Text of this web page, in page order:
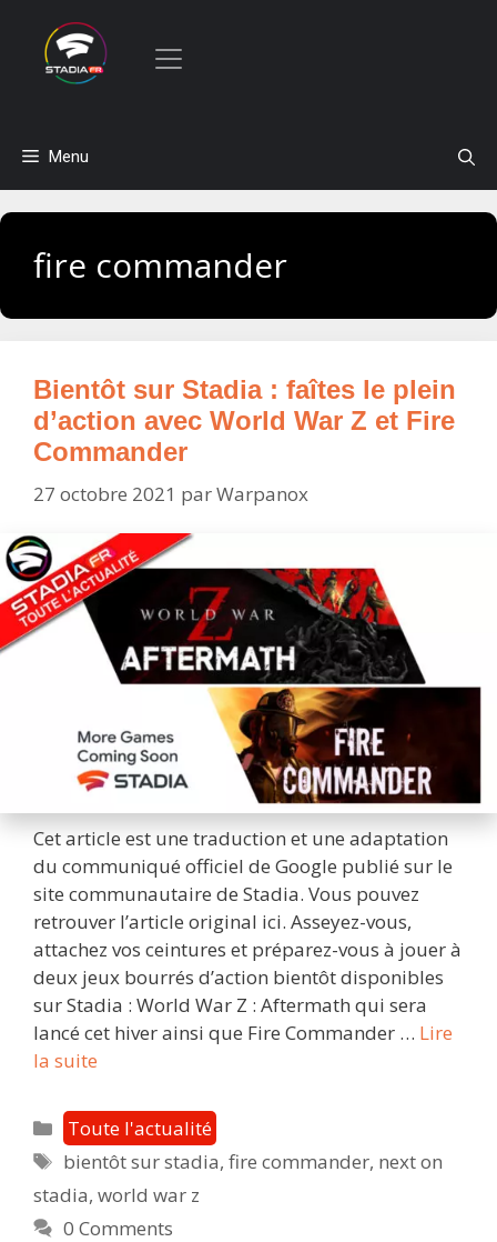
contenu
Menu
fire commander
Bientôt sur Stadia : faîtes le plein
d’action avec World War Z et Fire
Commander
27 octobre 2021 parWarpanox
Cet article est une traduction et une adaptation
du communiqué officiel de Google publié sur le
site communautaire de Stadia. Vous pouvez
retrouver l’article original ici. Asseyez-vous,
attachez vos ceintures et préparez-vous à jouer à
deux jeux bourrés d’action bientôt disponibles
sur Stadia : World War Z : Aftermath qui sera
lancé cet hiver ainsi que Fire Commander … Lire
la suite
Stadia
:
faîtes
le
plein
Catégories
Toute l'actualité
Étiquettes
bientôt sur stadia,fire commander, next on
stadia, world war z
0 Comments